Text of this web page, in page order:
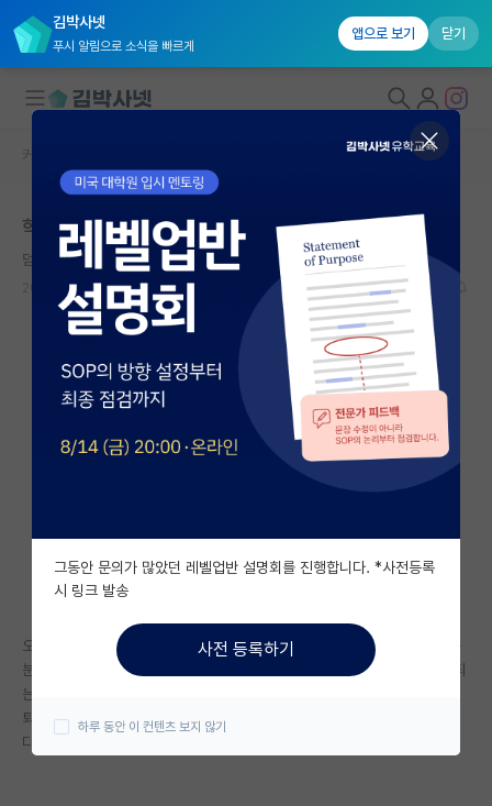
김박사넷
푸시 알림으로 소식을 빠르게
앱으로 보기 닫기
대학원생 모집
국내대학원 정보
연구실&오픈랩
커뮤니티
커뮤니티 홈
전체글보기
베스트 게시판
자유 게시판(아무개랩)
미국 유학 게시판
미국 대학원 합격 후기 게시판
대학원생 모집 게시판
연구실(PI) 홍보 게시판
커뮤니티 홈
학부연구생
덤덤한 라이프니츠
2023.11.18 2 1314
오늘 면담하고 왔는데 교수님이 학부연구생이 하고싶은이유, 하고싶은연구
분야 물어보시고 담주 월요일부터 나오라고 하시는데 면담이 이렇게 진행되
는게 맞나요? 제 생각은 학부연구생 일정(ex. 공휴일은 쉬고 언제출근하고
퇴근해라 등등)등 좀더 세세하게 물어보시고 할줄 알았는데 아닌것 같습니
다. 아니면 월요일에 가서 교수님께 다시 면담하는편이 나을까요?
그동안 문의가 많았던 레벨업반 설명회를 진행합니다. *사전등록
시 링크 발송
사전 등록하기
하루 동안 이 컨텐츠 보지 않기